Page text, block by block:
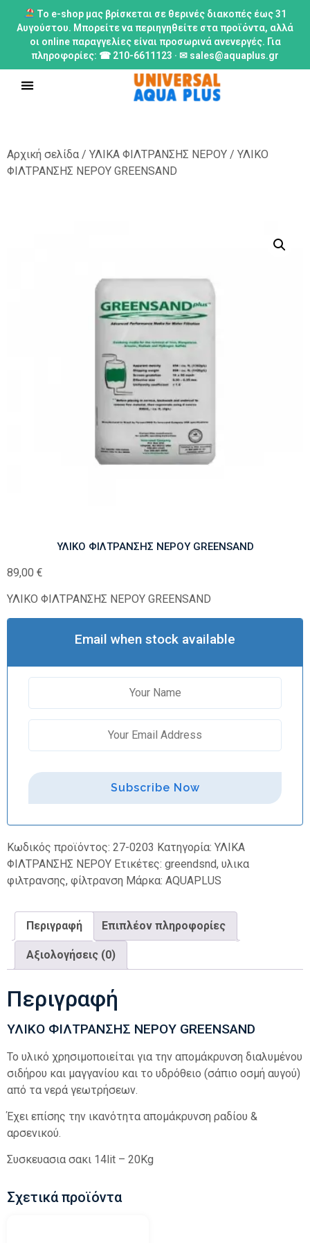
Το e-shop μας βρίσκεται σε θερινές διακοπές έως 31
Αυγούστου. Μπορείτε να περιηγηθείτε στα προϊόντα, αλλά
οι online παραγγελίες είναι προσωρινά ανενεργές. Για
πληροφορίες: ☎ 210-6611123 · ✉ sales@aquaplus.gr
Αρχική σελίδα / ΥΛΙΚΑ ΦΙΛΤΡΑΝΣΗΣ ΝΕΡΟΥ / ΥΛΙΚΟ
ΦΙΛΤΡΑΝΣΗΣ ΝΕΡΟΥ GREENSAND
ΥΛΙΚΟ ΦΙΛΤΡΑΝΣΗΣ ΝΕΡΟΥ GREENSAND
89,00 €
ΥΛΙΚΟ ΦΙΛΤΡΑΝΣΗΣ ΝΕΡΟΥ GREENSAND
Email when stock available
Subscribe Now
Κωδικός προϊόντος: 27-0203 Κατηγορία: ΥΛΙΚΑ
ΦΙΛΤΡΑΝΣΗΣ ΝΕΡΟΥ Ετικέτες: greendsnd, υλικα
φιλτρανσης, φίλτρανση Μάρκα: AQUAPLUS
Περιγραφή Επιπλέον πληροφορίες
Αξιολογήσεις (0)
Περιγραφή
ΥΛΙΚΟ ΦΙΛΤΡΑΝΣΗΣ ΝΕΡΟΥ GREENSAND
Το υλικό χρησιμοποιείται για την απομάκρυνση διαλυμένου
σιδήρου και μαγγανίου και το υδρόθειο (σάπιο οσμή αυγού)
από τα νερά γεωτρήσεων.
Έχει επίσης την ικανότητα απομάκρυνση ραδίου &
αρσενικού.
Συσκευασια σακι 14lit – 20Kg
Σχετικά προϊόντα